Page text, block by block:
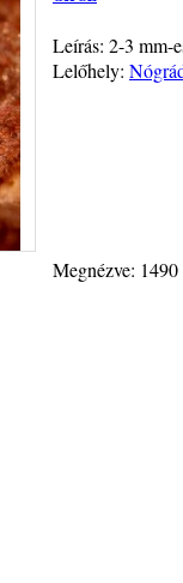
Leírás: 2-3 mm-
Lelőhely:
Megnézve: